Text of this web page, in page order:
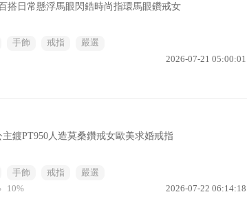
搭日常懸浮馬眼閃鋯時尚指環馬眼鑽戒女
手飾 戒指
嚴選
2026-07-21 05:00:01
鍍PT950人造莫桑鑽戒女歐美求婚戒指
手飾 戒指
嚴選
10% 2026-07-22 06:14:18